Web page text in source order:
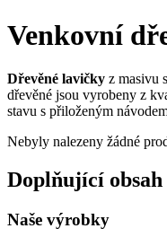
Venkovní
Dřevěné lavičky z masivu
dřevěné jsou vyrobeny z
stavu s přiloženým
Nebyly nalezeny žádné
Doplňující obsah
Naše výrobky